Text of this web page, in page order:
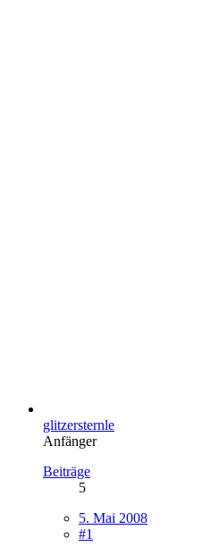
glitzersternle
Anfänger
Beiträge
5
5. Mai 2008
#1